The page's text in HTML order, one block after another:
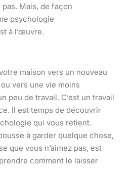
pas. Mais, de façon
psychologie
à l’œuvre.
maison vers un nouveau
vers une vie moins
peu de travail. C’est un travail
Il est temps de découvrir
qui vous retient.
à garder quelque chose,
que vous n’aimez pas, est
comment le laisser